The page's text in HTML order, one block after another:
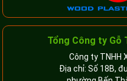
Tổng Công ty Gỗ
Công ty TNHH
Địa chỉ: Số 18B,